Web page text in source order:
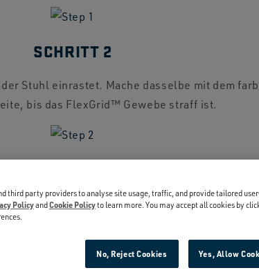
SCHRITT 2
Stuhl einrastet. Mache dasselbe mit dem
bis das FlexGrid™ Gewebe straff ist.
dich zurück und entspanne dich.
third party providers to analyse site usage, traffic, and provide tailored
PolicyandCookie Policyto learn more. You may accept all cookies by
No, Reject Cookies Yes, Allow